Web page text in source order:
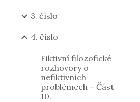
3. číslo
4. číslo
Fiktivní filozofické
rozhovory o
nefiktivních
problémech – Část
10.